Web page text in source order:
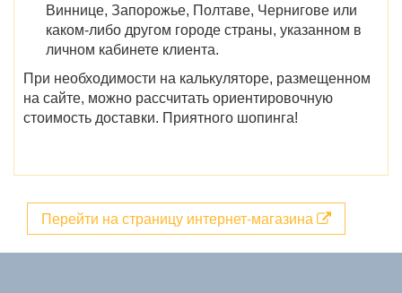
Виннице, Запорожье, Полтаве, Чернигове или
каком-либо другом городе страны, указанном в
личном кабинете клиента.
При необходимости на калькуляторе, размещенном
на сайте, можно рассчитать ориентировочную
стоимость доставки. Приятного шопинга!
Перейти на страницу интернет-магазина